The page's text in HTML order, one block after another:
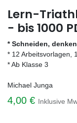
Lern-
- bis 1000
* Schneiden,
* 12 Arbeitsvorlagen,
* Ab Klasse 3
Michael Junga
4,00 € Inklusive